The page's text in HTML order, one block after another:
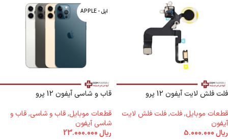
فلت فلش لایت آیفون 12 پرو
قطعات موبایل,فلت,فلت فلش لايت
آیفون
ریال
اپل - APPLE
قاب و شاسی آیفون 12 پرو
قطعات موبایل,قاب و شاسی,قاب و
شاسی آیفون
ریال